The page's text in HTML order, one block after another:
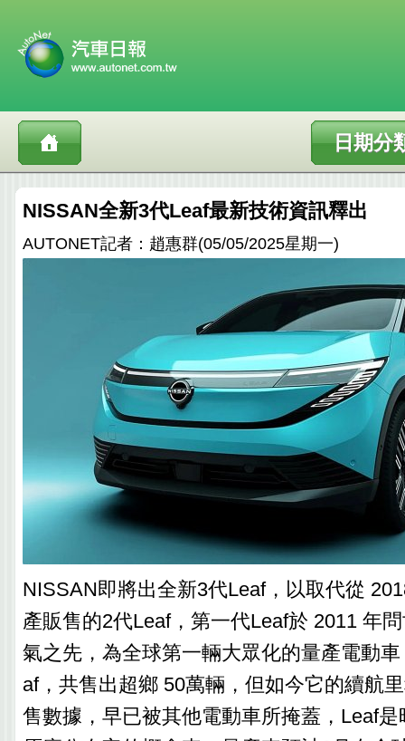
日期分
NISSAN全新3代Leaf最新技術資訊釋出
AUTONET記者：趙惠群(05/05/2025星期一)
NISSAN即將出全新3代Leaf，以取代從
產販售的2代Leaf，第一代Leaf於 2011 年
氣之先，為全球第一輛大眾化的量產電動
af，共售出超鄉 50萬輛，但如今它的續航
售數據，早已被其他電動車所掩蓋，Leaf